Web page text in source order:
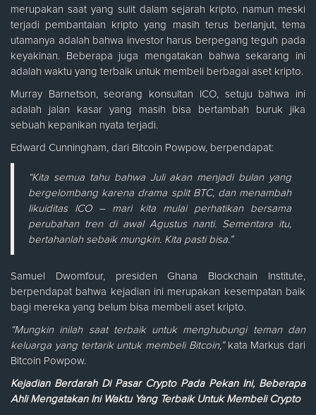
merupakan saat yang sulit dalam sejarah kripto, namun meski
terjadi pembantaian kripto yang masih terus berlanjut, tema
utamanya adalah bahwa investor harus berpegang teguh pada
keyakinan. Beberapa juga mengatakan bahwa sekarang ini
adalah waktu yang terbaik untuk membeli berbagai aset kripto.
Murray Barnetson, seorang konsultan ICO, setuju bahwa ini
adalah jalan kasar yang masih bisa bertambah buruk jika
sebuah kepanikan nyata terjadi.
Edward Cunningham, dari Bitcoin Powpow, berpendapat:
“Kita semua tahu bahwa Juli akan menjadi bulan yang
bergelombang karena drama split BTC, dan menambah
likuiditas ICO – mari kita mulai perhatikan bersama
perubahan tren di awal Agustus nanti. Sementara itu,
bertahanlah sebaik mungkin. Kita pasti bisa.”
Samuel Dwomfour, presiden Ghana Blockchain Institute,
berpendapat bahwa kejadian ini merupakan kesempatan baik
bagi mereka yang belum bisa membeli aset kripto.
“Mungkin inilah saat terbaik untuk menghubungi teman dan
keluarga yang tertarik untuk membeli Bitcoin,”kata Markus dari
Bitcoin Powpow.
Kejadian Berdarah Di Pasar Crypto Pada Pekan Ini, Beberapa
Ahli Mengatakan Ini Waktu Yang Terbaik Untuk Membeli Crypto